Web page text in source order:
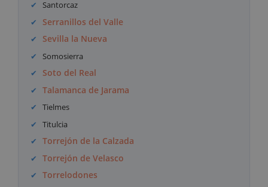
Santorcaz
Serranillos del Valle
Sevilla la Nueva
Somosierra
Soto del Real
Talamanca de Jarama
Tielmes
Titulcia
Torrejón de la Calzada
Torrejón de Velasco
Torrelodones